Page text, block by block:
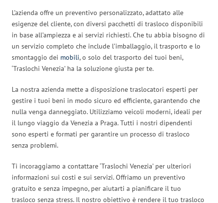
L’azienda offre un preventivo personalizzato, adattato alle
esigenze del cliente, con diversi pacchetti di trasloco disponibili
in base all’ampiezza e ai servizi richiesti. Che tu abbia bisogno di
un servizio completo che include l’imballaggio, il trasporto e lo
smontaggio dei mobili, o solo del trasporto dei tuoi beni,
‘Traslochi Venezia’ ha la soluzione giusta per te.
La nostra azienda mette a disposizione traslocatori esperti per
gestire i tuoi beni in modo sicuro ed efficiente, garantendo che
nulla venga danneggiato. Utilizziamo veicoli moderni, ideali per
il lungo viaggio da Venezia a Praga. Tutti i nostri dipendenti
sono esperti e formati per garantire un processo di trasloco
senza problemi.
Ti incoraggiamo a contattare ‘Traslochi Venezia’ per ulteriori
informazioni sui costi e sui servizi. Offriamo un preventivo
gratuito e senza impegno, per aiutarti a pianificare il tuo
trasloco senza stress. Il nostro obiettivo è rendere il tuo trasloco